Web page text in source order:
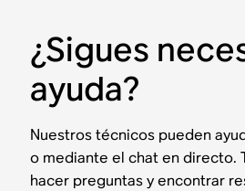
¿Sigues
ayuda?
Nuestros técnicos pueden
o mediante el chat en directo.
hacer preguntas y encontrar